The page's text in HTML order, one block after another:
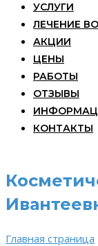
УСЛУГИ
ЛЕЧЕНИЕ
АКЦИИ
ЦЕНЫ
РАБОТЫ
ОТЗЫВЫ
КОНТАКТЫ
Главная страница